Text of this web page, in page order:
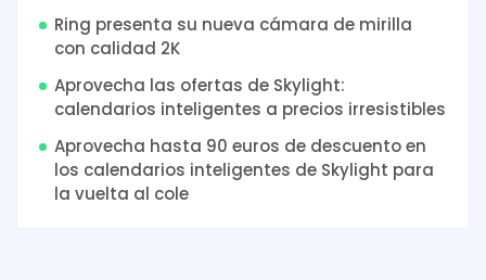
Ring presenta su nueva cámara de mirilla
con calidad 2K
Aprovecha las ofertas de Skylight:
calendarios inteligentes a precios irresistibles
Aprovecha hasta 90 euros de descuento en
los calendarios inteligentes de Skylight para
la vuelta al cole